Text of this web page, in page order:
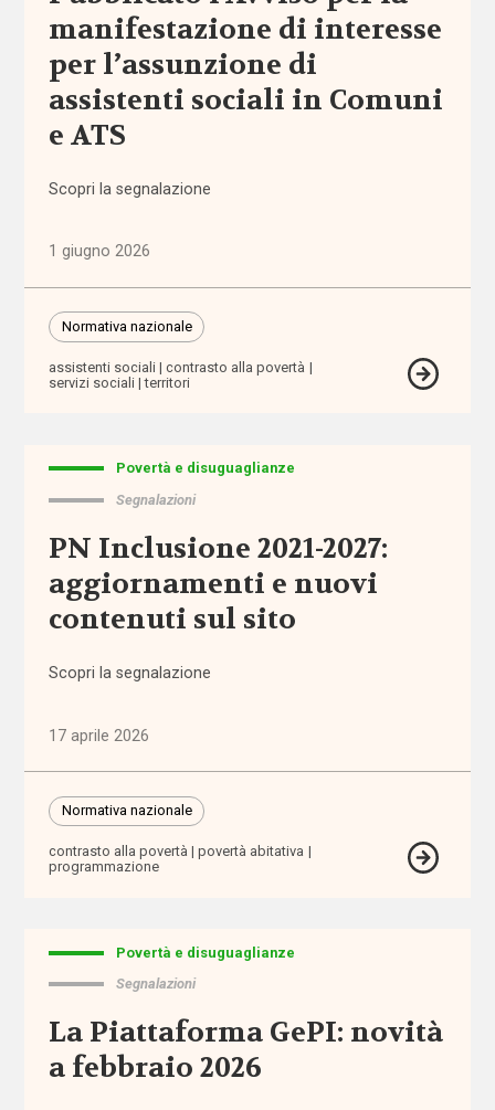
ragionevoli
accreditamento
Acri
adolescenti
affordability
ageing
Alleanza
contro
l'infanzia
allontanamento
manifestazione di interesse
per l’assunzione di
assistenti sociali in Comuni
e ATS
Scopri la segnalazione
1 giugno 2026
Normativa nazionale
assistenti sociali
contrasto alla povertà
servizi sociali
territori
Povertà e disuguaglianze
Segnalazioni
PN Inclusione 2021-2027:
aggiornamenti e nuovi
contenuti sul sito
Scopri la segnalazione
17 aprile 2026
Normativa nazionale
contrasto alla povertà
povertà abitativa
programmazione
Povertà e disuguaglianze
Segnalazioni
La Piattaforma GePI: novità
a febbraio 2026